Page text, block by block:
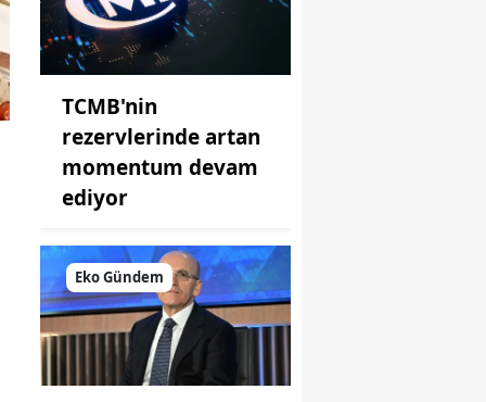
TCMB'nin
rezervlerinde artan
momentum devam
ediyor
Eko Gündem